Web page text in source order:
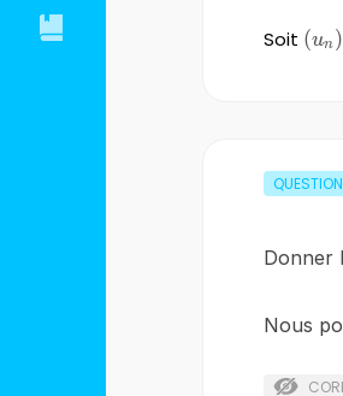
Soit (un)
QUESTION
Donner
Nous